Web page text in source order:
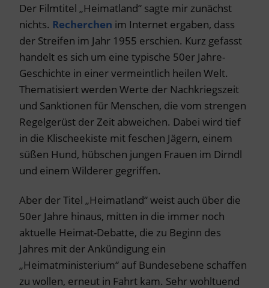
Der Filmtitel „Heimatland“ sagte mir zunächst
nichts. Recherchen im Internet ergaben, dass
der Streifen im Jahr 1955 erschien. Kurz gefasst
handelt es sich um eine typische 50er Jahre-
Geschichte in einer vermeintlich heilen Welt.
Thematisiert werden Werte der Nachkriegszeit
und Sanktionen für Menschen, die vom strengen
Regelgerüst der Zeit abweichen. Dabei wird tief
in die Klischeekiste mit feschen Jägern, einem
süßen Hund, hübschen jungen Frauen im Dirndl
und einem Wilderer gegriffen.
Aber der Titel „Heimatland“ weist auch über die
50er Jahre hinaus, mitten in die immer noch
aktuelle Heimat-Debatte, die zu Beginn des
Jahres mit der Ankündigung ein
„Heimatministerium“ auf Bundesebene schaffen
zu wollen, erneut in Fahrt kam. Sehr wohltuend